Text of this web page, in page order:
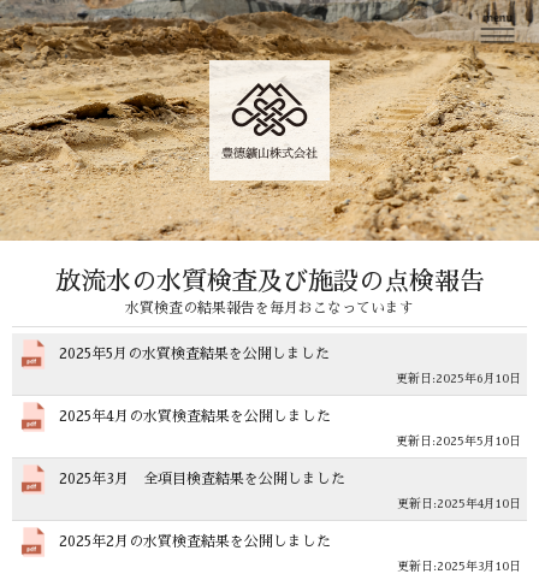
放流水の水質検査及び施設の点検報告
水質検査の結果報告を毎月おこなっています
2025年5月の水質検査結果を公開しました
2025年6月10日
2025年4月の水質検査結果を公開しました
2025年5月10日
2025年3月 全項目検査結果を公開しました
2025年4月10日
2025年2月の水質検査結果を公開しました
2025年3月10日